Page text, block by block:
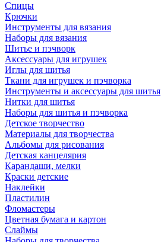
Спицы
Крючки
Инструменты для вязания
Наборы для вязания
Шитье и пэчворк
Аксессуары для игрушек
Иглы для шитья
Ткани для игрушек и пэчворка
Инструменты и аксессуары для шитья
Нитки для шитья
Наборы для шитья и пэчворка
Детское творчество
Материалы для творчества
Альбомы для рисования
Детская канцелярия
Карандаши, мелки
Краски детские
Наклейки
Пластилин
Фломастеры
Цветная бумага и картон
Слаймы